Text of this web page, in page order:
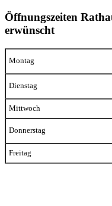
Öffnungszeiten
erwünscht
Montag
Dienstag
Mittwoch
Donnerstag
Freitag